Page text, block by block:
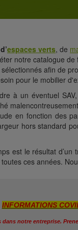
d’espaces verts, de
notre catalogue de
afin de
pour le mobilier
à un éventuel
en fonction des
hors standard
est le résultat
ces années.
INFORMATIONS
notre entreprise.